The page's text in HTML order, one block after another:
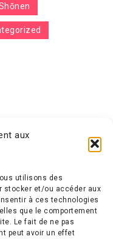
aux
utilisons des
stocker et/ou accéder aux
à ces technologies
que le comportement
Le fait de ne pas
peut avoir un effet